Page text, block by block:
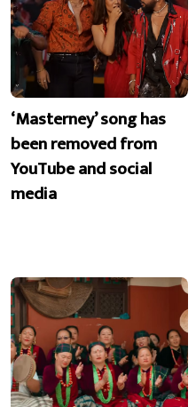
‘Masterney’ song has
been removed from
YouTube and social
media